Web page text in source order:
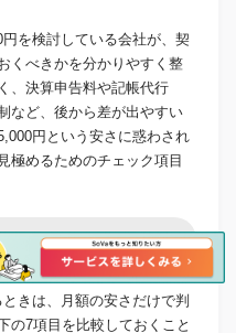
を検討している会社が、契
くべきかを分かりやすく整
、決算申告料や記帳代行
など、後から差が出やすい
円という安さに惑わされ
極めるためのチェック項目
きは、月額の安さだけで判
の7項目を比較しておくこと